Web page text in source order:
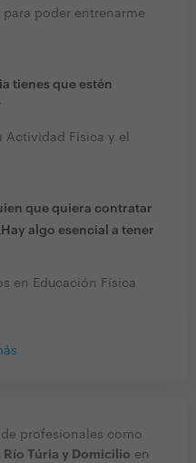
poder entrenarme
tienes que estén
Actividad Fisica y el
que quiera contratar
algo esencial a tener
en Educación Física
profesionales como
Río Túria y Domicilio en